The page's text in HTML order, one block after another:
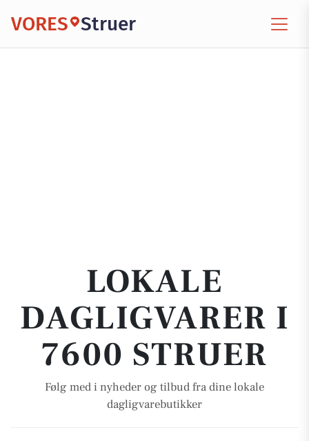
VORES Struer
LOKALE
DAGLIGVARER I
7600 STRUER
Følg med i nyheder og tilbud fra dine lokale
dagligvarebutikker